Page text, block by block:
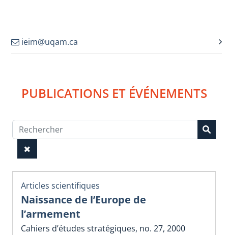
ieim@uqam.ca
PUBLICATIONS ET ÉVÉNEMENTS
Articles scientifiques
Naissance de l’Europe de
l’armement
Cahiers d’études stratégiques, no. 27, 2000